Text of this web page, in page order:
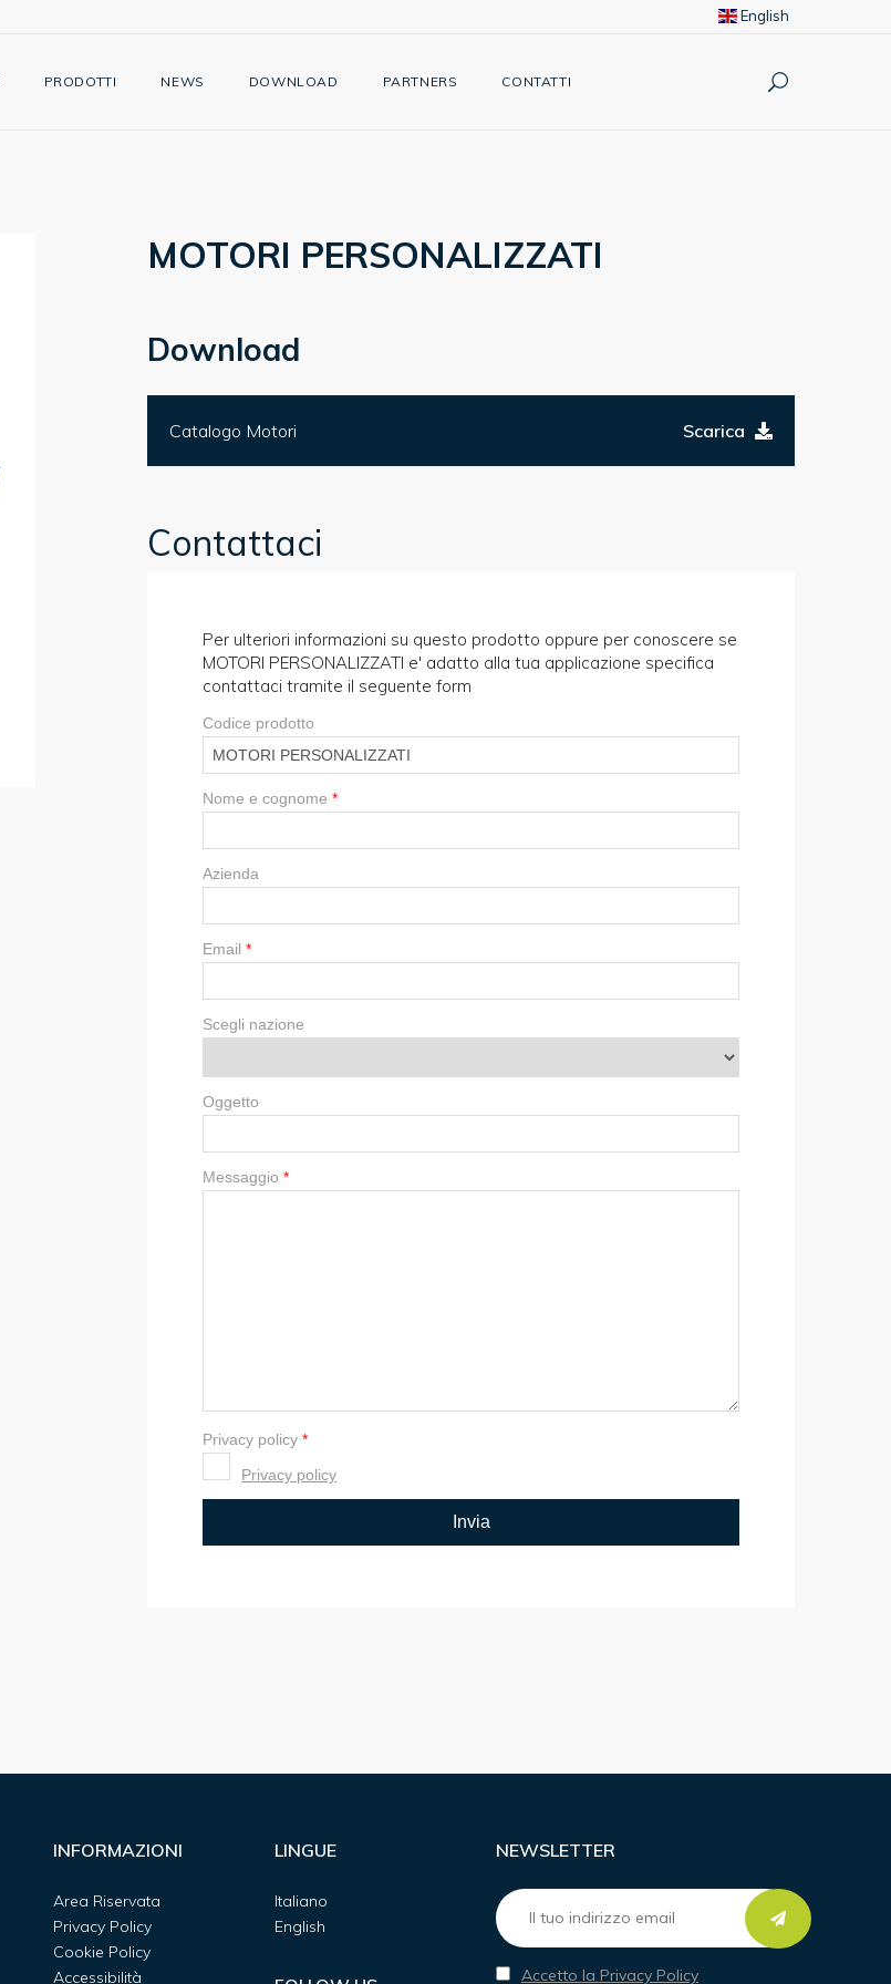
English
PRODOTTI NEWS DOWNLOAD PARTNERS CONTATTI
MOTORI PERSONALIZZATI
Download
Catalogo Motori Scarica
Contattaci
Per ulteriori informazioni su questo prodotto oppure per conoscere se
MOTORI PERSONALIZZATI e' adatto alla tua applicazione specifica
contattaci tramite il seguente form
INFORMAZIONI
Area Riservata
Privacy Policy
Cookie Policy
Accessibilità
LINGUE
Italiano
English
NEWSLETTER
Accetto la Privacy Policy